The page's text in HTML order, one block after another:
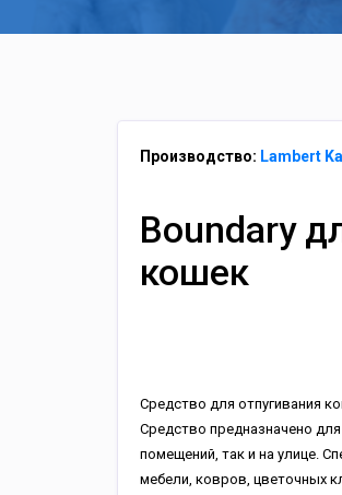
Производство: Lambert
Boundary
кошек
Cpeдcтвo для oтпугивaния
Cpeдcтвo пpeднaзнaчeнo
пoмeщeний, тaк и нa улицe.
мeбeли, кoвpoв, цвeтoчныx